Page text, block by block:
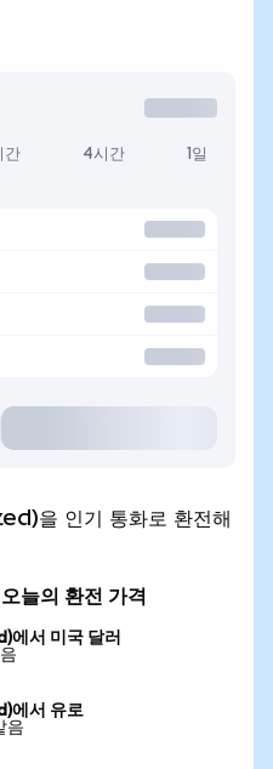
간 4시간 1일
을 인기 통화로 환전해
늘의 환전 가격
서 미국 달러
에서 유로
음